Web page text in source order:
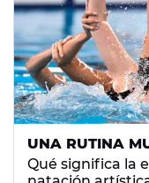
UNA RUTINA
Qué significa la